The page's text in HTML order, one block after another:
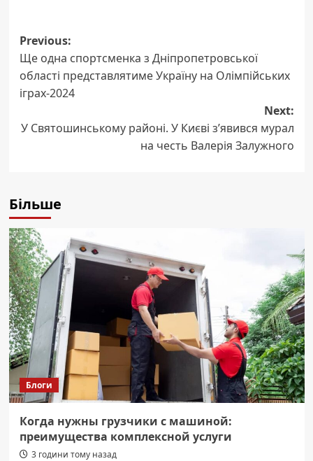
Post
navigation
Previous:
Ще одна спортсменка з Дніпропетровської
області представлятиме Україну на Олімпійських
іграх-2024
Next:
У Святошинському районі. У Києві з’явився мурал
на честь Валерія Залужного
Більше
Блоги
Когда нужны грузчики с машиной:
преимущества комплексной услуги
3 години тому назад